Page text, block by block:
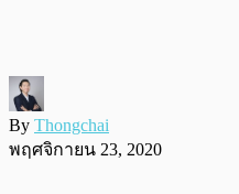
By Thongchai
พฤศจิกายน 23, 2020